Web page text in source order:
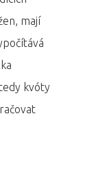
mají
kvóty